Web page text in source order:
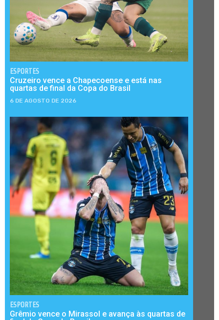
ESPORTES
Cruzeiro vence a Chapecoense e está nas
quartas de final da Copa do Brasil
6 DE AGOSTO DE 2026
ESPORTES
Grêmio vence o Mirassol e avança às quartas de